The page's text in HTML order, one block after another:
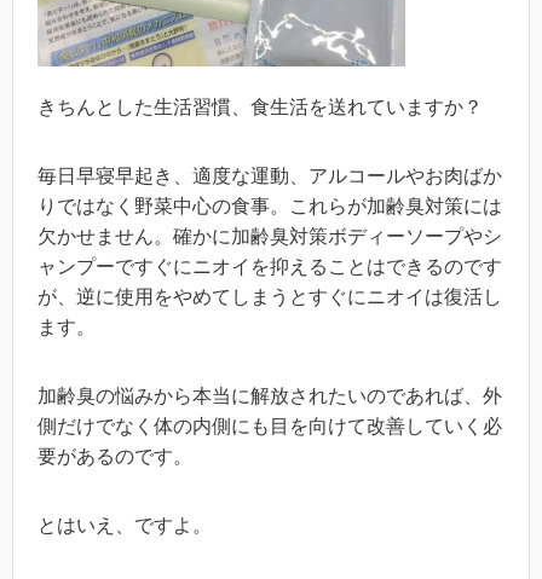
きちんとした生活習慣、食生活を送れていますか？
毎日早寝早起き、適度な運動、アルコールやお肉ばか
りではなく野菜中心の食事。これらが加齢臭対策には
欠かせません。確かに加齢臭対策ボディーソープやシ
ャンプーですぐにニオイを抑えることはできるのです
が、逆に使用をやめてしまうとすぐにニオイは復活し
ます。
加齢臭の悩みから本当に解放されたいのであれば、外
側だけでなく体の内側にも目を向けて改善していく必
要があるのです。
とはいえ、ですよ。